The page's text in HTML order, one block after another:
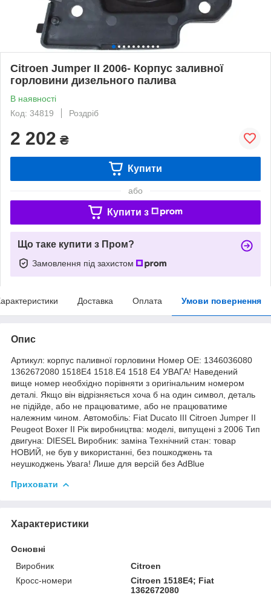
Citroen Jumper II 2006- Корпус заливної
горловини дизельного палива
В наявності
Код: 34819
Роздріб
2 202 ₴
Купити
або
Купити з
Що таке купити з Пром?
Замовлення під захистом
Доставка Оплата Умови повернення
Опис
Артикул: корпус паливної горловини Номер OE: 1346036080
1362672080 1518E4 1518.E4 1518 E4 УВАГА! Наведений
вище номер необхідно порівняти з оригінальним номером
деталі. Якщо він відрізняється хоча б на один символ, деталь
не підійде, або не працюватиме, або не працюватиме
належним чином. Автомобіль: Fiat Ducato III Citroen Jumper II
Peugeot Boxer II Рік виробництва: моделі, випущені з 2006 Тип
двигуна: DIESEL Виробник: заміна Технічний стан: товар
НОВИЙ, не був у використанні, без пошкоджень та
неушкоджень Увага! Лише для версій без AdBlue
Приховати
Характеристики
Основні
Виробник
Citroen
Кросс-номери
Citroen 1518E4; Fiat
1362672080